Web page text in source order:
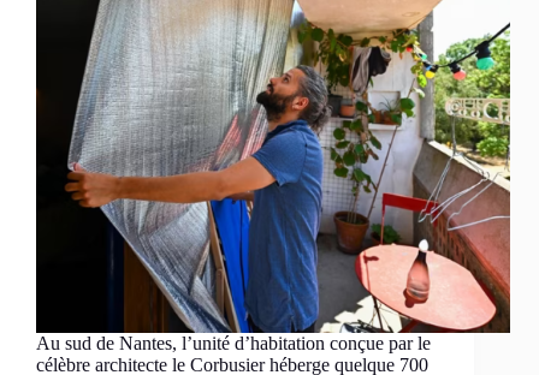
Au sud de Nantes, l’unité d’habitation conçue par le
célèbre architecte le Corbusier héberge quelque 700